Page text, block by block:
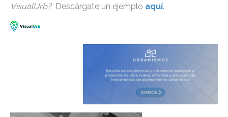
VisualUrb?Descárgate un ejemplo aquí.